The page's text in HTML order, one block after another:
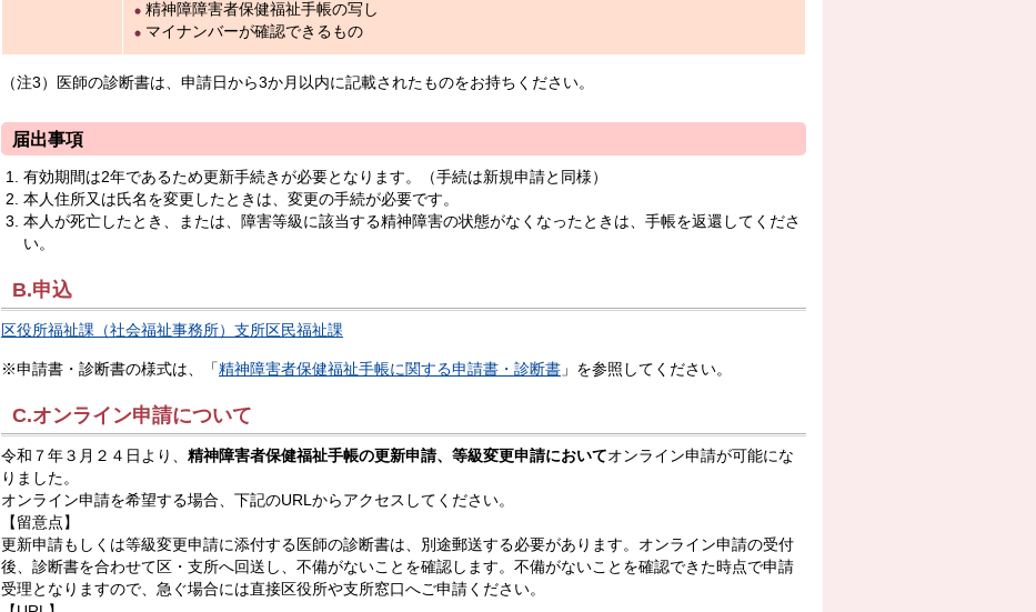
精神障障害者保健福祉手帳の写し
マイナンバーが確認できるもの
（注3）医師の診断書は、申請日から3か月以内に記載されたものをお持ちください。
届出事項
有効期間は2年であるため更新手続きが必要となります。（手続は新規申請と同様）
本人住所又は氏名を変更したときは、変更の手続が必要です。
本人が死亡したとき、または、障害等級に該当する精神障害の状態がなくなったときは、手帳を返還してくださ
い。
B.申込
区役所福祉課（社会福祉事務所）支所区民福祉課
※申請書・診断書の様式は、「 精神障害者保健福祉手帳に関する申請書・診断書 」を参照してください。
C.オンライン申請について
令和７年３月２４日より、 精神障害者保健福祉手帳の更新申請、等級変更申請においてオンライン申請が可能にな
りました。
オンライン申請を希望する場合、下記のURLからアクセスしてください。
【留意点】
更新申請もしくは等級変更申請に添付する医師の診断書は、別途郵送する必要があります。オンライン申請の受付
後、診断書を合わせて区・支所へ回送し、不備がないことを確認します。不備がないことを確認できた時点で申請
受理となりますので、急ぐ場合には直接区役所や支所窓口へご申請ください。